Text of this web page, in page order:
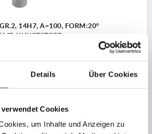
Details Über Cookies
Cookies
um Inhalte und Anzeigen zu
14H7, A=100, FORM:20°
H1=61
H2=36,5